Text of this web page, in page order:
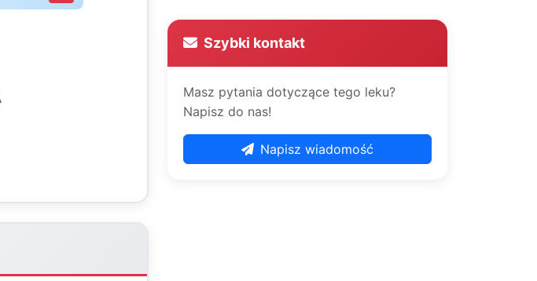
Szybki kontakt
Masz pytania dotyczące tego leku?
Napisz do nas!
Napisz wiadomość